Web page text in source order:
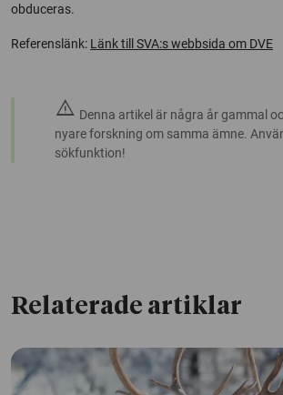
obduceras.
Referenslänk: Länk till SVA:s webbsida om DVE
warning Denna artikel är några år gammal
nyare forskning om samma ämne.
sökfunktion!
Relaterade artiklar